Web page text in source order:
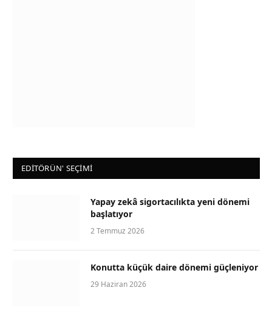
EDİTÖRÜN' SEÇİMİ
Yapay zekâ sigortacılıkta yeni dönemi
başlatıyor
2 Temmuz 2026
Konutta küçük daire dönemi güçleniyor
29 Haziran 2026